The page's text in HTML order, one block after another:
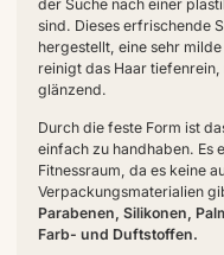
der Suche nach einer
sind. Dieses erfrischende
hergestellt, eine sehr
reinigt das Haar
glänzend.
Durch die feste Form ist
einfach zu handhaben. Es
Fitnessraum, da es keine
Verpackungsmaterialien
Parabenen, Silikonen,
Farb- und Duftstoffen.